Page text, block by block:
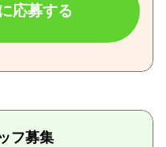
応募する
フ募集